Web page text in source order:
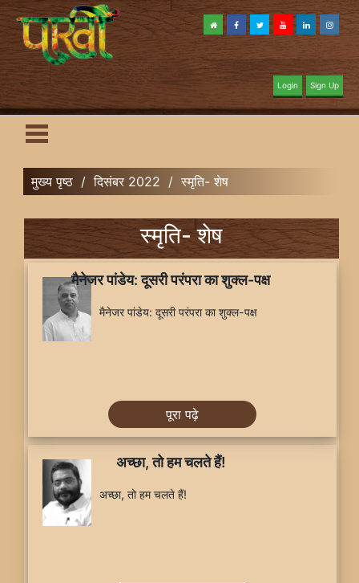
Login Sign Up
मुख्य पृष्ठ / दिसंबर 2022 / स्मृति- शेष
स्मृति- शेष
मैनेजर पांडेय: दूसरी परंपरा का शुक्ल-पक्ष
मैनेजर पांडेय: दूसरी परंपरा का शुक्ल-पक्ष
पूरा पढ़े
अच्छा, तो हम चलते हैं!
अच्छा, तो हम चलते हैं!